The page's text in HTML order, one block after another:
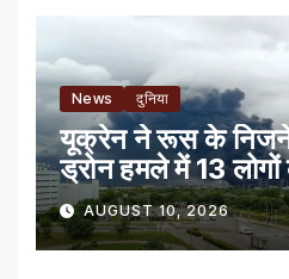
News दुनिया
यूक्रेन ने रूस के
ड्रोन हमले में 13 लोगों
AUGUST 10, 2026